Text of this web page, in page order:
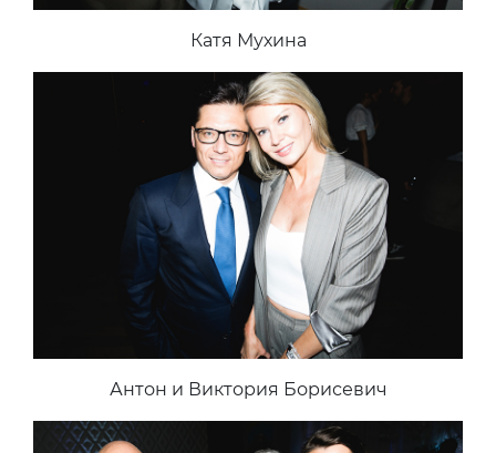
Катя Мухина
Антон и Виктория Борисевич